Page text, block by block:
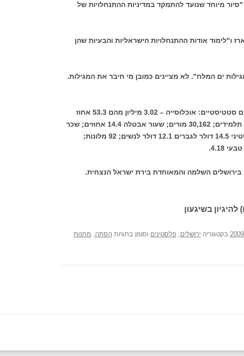
"סיור מיוחד שנועד להתמקד במדיניות ההתנחלויות של
ו"לימוד אודות ההתנחלויות הישראליות והבעיות שהן
ים המלח". לא מציינים כמובן מי חיבר את המגילות.
* כיאה למדריך תיירים הוא מסתיים בנתונים סטטיסטיים: אוכלוסייה – 3.02 מיליון מהם 53.3 אחוז
מתחת לגיל 17 ; 2514 בתי ספר; 889,895 תלמידים; 30,162 מורים; שעור אבטלה 14.4 אחוזים; שכר
עבודה ממוצע ליום של שכיר בשטח הפלסטיני 14.5 דולר לגברים 12.1 דולר לנשים; 92 מלונות;
בירושלים השלמה והמאוחדת בירת ישראל הנצחית.
להיגיון בשיגעון
בקטגוריה ירושלים, פלסטינים וסומן בתגיות הסתה, מחנות